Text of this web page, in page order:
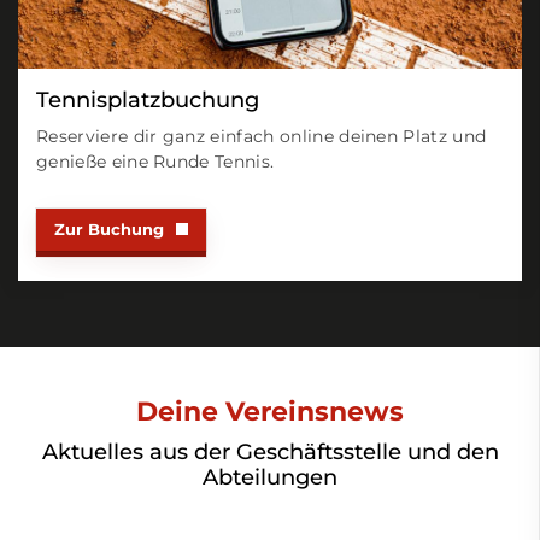
Tennisplatzbuchung
Reserviere dir ganz einfach online deinen Platz und
genieße eine Runde Tennis.
Zur Buchung
Deine Vereinsnews
Aktuelles aus der Geschäftsstelle und den
Abteilungen